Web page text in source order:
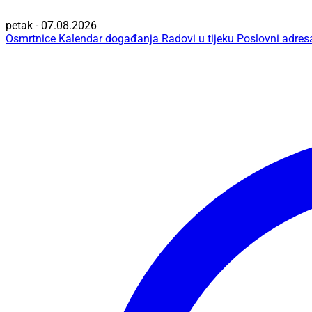
petak - 07.08.2026
Osmrtnice Kalendar događanja Radovi u tijeku Poslovni